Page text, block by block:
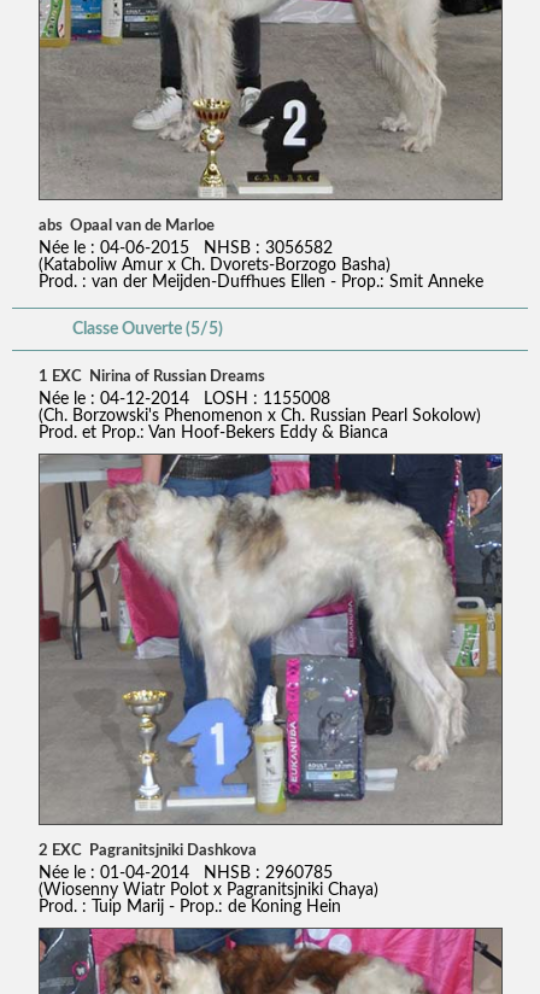
abs Opaal van de Marloe
Née le : 04-06-2015 NHSB : 3056582
(Kataboliw Amur x Ch. Dvorets-Borzogo Basha)
Prod. : van der Meijden-Duffhues Ellen - Prop.: Smit Anneke
Classe Ouverte (5/5)
1 EXC Nirina of Russian Dreams
Née le : 04-12-2014 LOSH : 1155008
(Ch. Borzowski's Phenomenon x Ch. Russian Pearl Sokolow)
Prod. et Prop.: Van Hoof-Bekers Eddy & Bianca
2 EXC Pagranitsjniki Dashkova
Née le : 01-04-2014 NHSB : 2960785
(Wiosenny Wiatr Polot x Pagranitsjniki Chaya)
Prod. : Tuip Marij - Prop.: de Koning Hein